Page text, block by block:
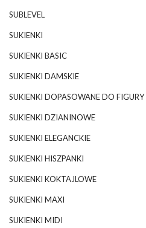
SUBLEVEL
SUKIENKI
SUKIENKI BASIC
SUKIENKI DAMSKIE
SUKIENKI DOPASOWANE DO FIGURY
SUKIENKI DZIANINOWE
SUKIENKI ELEGANCKIE
SUKIENKI HISZPANKI
SUKIENKI KOKTAJLOWE
SUKIENKI MAXI
SUKIENKI MIDI